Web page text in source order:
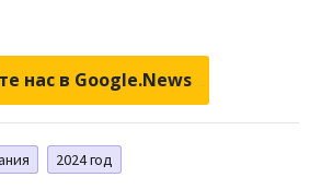
нас в Google.News
2024 год